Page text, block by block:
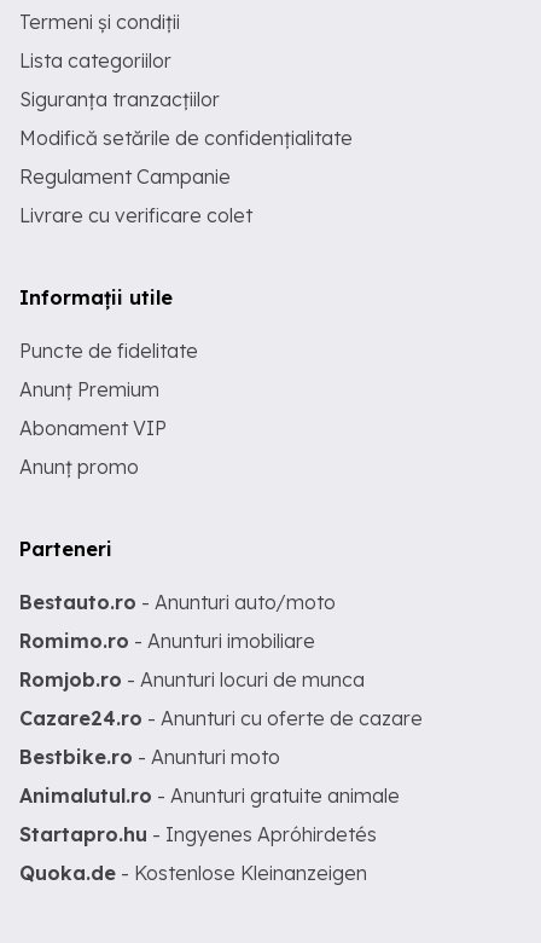
Termeni și condiții
Lista categoriilor
Siguranța tranzacțiilor
Modifică setările de confidențialitate
Regulament Campanie
Livrare cu verificare colet
Informații utile
Puncte de fidelitate
Anunț Premium
Abonament VIP
Anunț promo
Parteneri
Bestauto.ro - Anunturi auto/moto
Romimo.ro - Anunturi imobiliare
Romjob.ro - Anunturi locuri de munca
Cazare24.ro - Anunturi cu oferte de cazare
Bestbike.ro - Anunturi moto
Animalutul.ro - Anunturi gratuite animale
Startapro.hu - Ingyenes Apróhirdetés
Quoka.de - Kostenlose Kleinanzeigen